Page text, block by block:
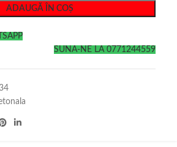
ADAUGĂ ÎN COȘ
SUNA-NE LA 0771244559